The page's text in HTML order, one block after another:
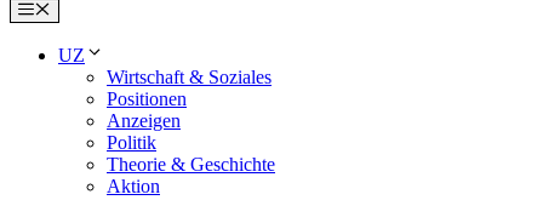
Menu
UZ
Wirtschaft & Soziales
Positionen
Anzeigen
Politik
Theorie & Geschichte
Aktion